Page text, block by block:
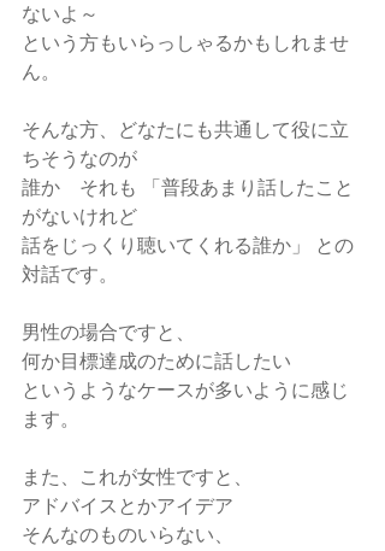
ないよ～
という方もいらっしゃるかもしれませ
ん。
そんな方、どなたにも共通して役に立
ちそうなのが
誰か　それも 「普段あまり話したこと
がないけれど
話をじっくり聴いてくれる誰か」 との
対話です。
男性の場合ですと、
何か目標達成のために話したい
というようなケースが多いように感じ
ます。
また、これが女性ですと、
アドバイスとかアイデア
そんなのものいらない、